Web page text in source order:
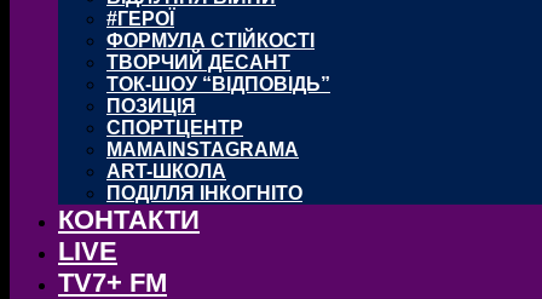
#ГЕРОЇ
ФОРМУЛА СТІЙКОСТІ
ТВОРЧИЙ ДЕСАНТ
ТОК-ШОУ “ВІДПОВІДЬ”
ПОЗИЦІЯ
СПОРТЦЕНТР
MAMAINSTAGRAMA
ART-ШКОЛА
ПОДІЛЛЯ ІНКОГНІТО
КОНТАКТИ
LIVE
TV7+ FM